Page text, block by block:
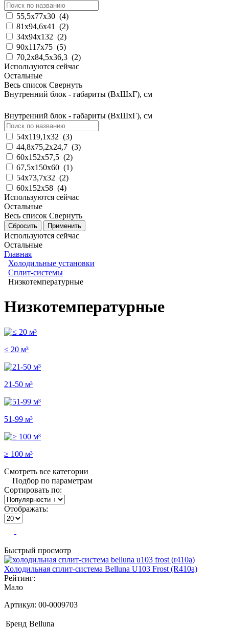
55,5x77x30 (4)
81х94,6x41
(2)
34x94x132 (2)
90x117x75 (5)
70,2x84,5x36,3 (2)
Используются сейчас
Остальные
Весь список Свернуть
Внутренний блок - габариты (ВхШхГ), см
Внутренний блок - габариты (ВхШхГ), см
54х119,1х32 (3)
44,8х75,2х24,7 (3)
60x152x57,5 (2)
67,5x150х60 (1)
54x73,7x32 (2)
60x152х58 (4)
Используются сейчас
Остальные
Весь список Свернуть
Используются сейчас
Остальные
Главная
Холодильные установки
Сплит-системы
Низкотемпературные
Низкотемпературные
≤ 20 м³
21-50 м³
51-99 м³
≥ 100 м³
Смотреть все категории
Подбор по параметрам
Сортировать по:
Отображать:
Быстрый просмотр
Холодильная сплит-система Belluna U103 Frost (R410a)
Рейтинг:
Мало
Артикул: 00-0009703
Бренд Belluna